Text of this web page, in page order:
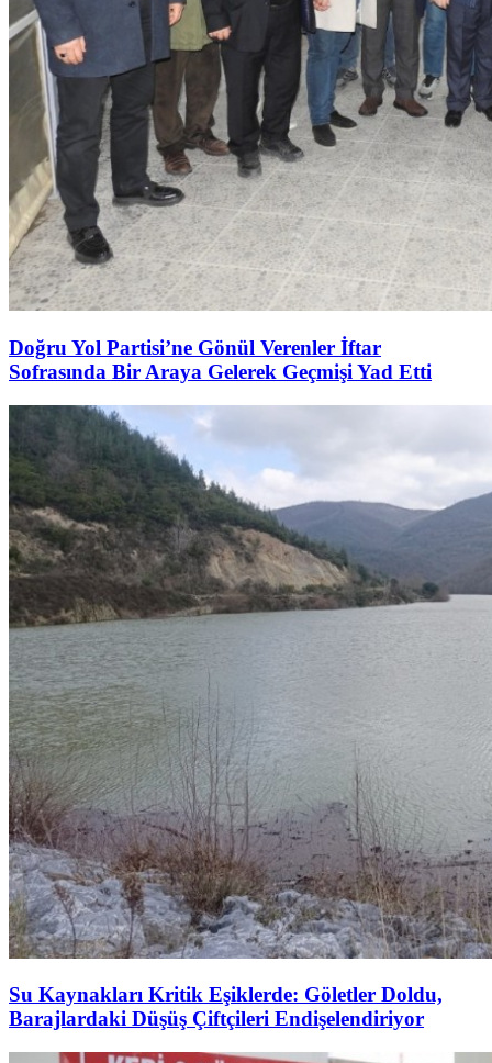
Doğru Yol Partisi’ne Gönül Verenler İftar
Sofrasında Bir Araya Gelerek Geçmişi Yad Etti
Su Kaynakları Kritik Eşiklerde: Göletler Doldu,
Barajlardaki Düşüş Çiftçileri Endişelendiriyor